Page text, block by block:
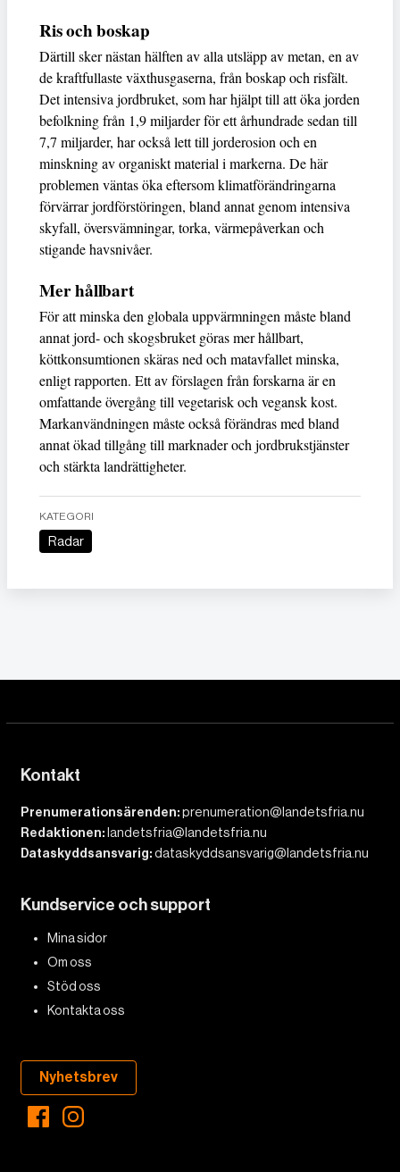
Ris och boskap
Därtill sker nästan hälften av alla utsläpp av metan, en av
de kraftfullaste växthusgaserna, från boskap och risfält.
Det intensiva jordbruket, som har hjälpt till att öka jorden
befolkning från 1,9 miljarder för ett århundrade sedan till
7,7 miljarder, har också lett till jorderosion och en
minskning av organiskt material i markerna. De här
problemen väntas öka eftersom klimatförändringarna
förvärrar jordförstöringen, bland annat genom intensiva
skyfall, översvämningar, torka, värmepåverkan och
stigande havsnivåer.
Mer hållbart
För att minska den globala uppvärmningen måste bland
annat jord- och skogsbruket göras mer hållbart,
köttkonsumtionen skäras ned och matavfallet minska,
enligt rapporten. Ett av förslagen från forskarna är en
omfattande övergång till vegetarisk och vegansk kost.
Markanvändningen måste också förändras med bland
annat ökad tillgång till marknader och jordbrukstjänster
och stärkta landrättigheter.
KATEGORI
Radar
Kontakt
Prenumerationsärenden:prenumeration@landetsfria.nu
Redaktionen: landetsfria@landetsfria.nu
Dataskyddsansvarig:dataskyddsansvarig@landetsfria.nu
Kundservice och support
Mina sidor
Om oss
Stöd oss
Kontakta oss
Nyhetsbrev